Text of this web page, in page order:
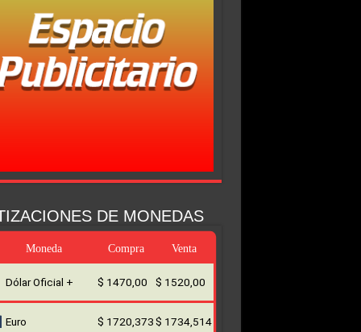
DE MONEDAS
Moneda Compra Venta
Dólar Oficial + $ 1470,00 $ 1520,00
Euro $ 1720,373$ 1734,514